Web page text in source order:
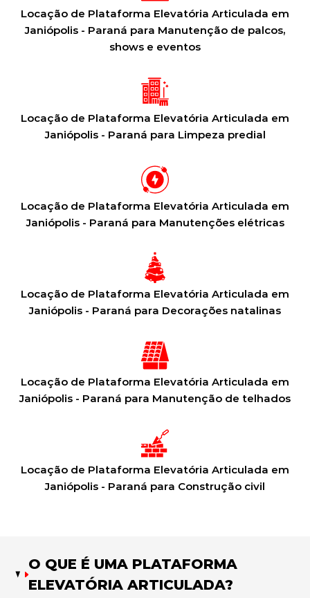
Locação de Plataforma Elevatória Articulada em
Janiópolis - Paraná para Manutenção de palcos,
shows e eventos
Locação de Plataforma Elevatória Articulada em
Janiópolis - Paraná para Limpeza predial
Locação de Plataforma Elevatória Articulada em
Janiópolis - Paraná para Manutenções elétricas
Locação de Plataforma Elevatória Articulada em
Janiópolis - Paraná para Decorações natalinas
Locação de Plataforma Elevatória Articulada em
Janiópolis - Paraná para Manutenção de telhados
Locação de Plataforma Elevatória Articulada em
Janiópolis - Paraná para Construção civil
O QUE É UMA PLATAFORMA
ELEVATÓRIA ARTICULADA?